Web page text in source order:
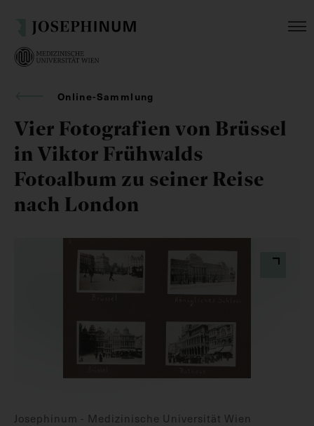
Online-Sammlung
Vier Fotografien von Brüssel
in Viktor Frühwalds
Fotoalbum zu seiner Reise
nach London
Josephinum - Medizinische Universität Wien